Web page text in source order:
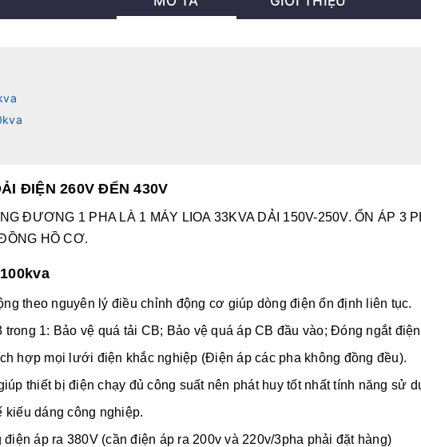
ĐIỆN 260V ĐẾN 430V
ĐƯƠNG 1 PHA LÀ 1 MÁY LIOA 33KVA DẢI 150V-250V. ỔN ÁP 3
HỒ CƠ.
theo nguyên lý điều chỉnh động cơ giúp dòng điện ổn định liên tục.
1: Bảo vệ quá tải CB; Bảo vệ quá áp CB đầu vào; Đóng ngắt
hợp mọi lưới điện khắc nghiệp (Điện áp các pha không đồng đều).
thiết bị điện chạy đủ công suất nên phát huy tốt nhất tính năng sử
kiếu dáng công nghiệp.
áp ra 380V (cần điện áp ra 200v và 220v/3pha phải đặt hàng)